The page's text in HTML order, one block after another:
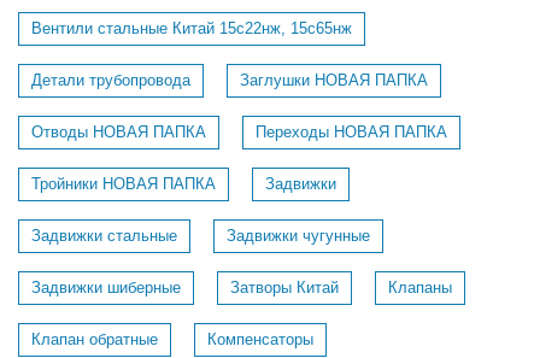
Вентили стальные Китай 15с22нж, 15с65нж
Детали трубопровода Заглушки НОВАЯ ПАПКА
Отводы НОВАЯ ПАПКА Переходы НОВАЯ ПАПКА
Тройники НОВАЯ ПАПКА Задвижки
Задвижки стальные Задвижки чугунные
Задвижки шиберные Затворы Китай Клапаны
Клапан обратные Компенсаторы